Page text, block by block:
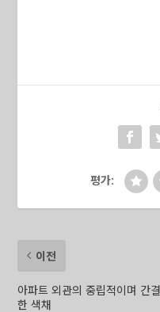
평가:
이전
아파트 외관의 중립적이며 간결
한 색채